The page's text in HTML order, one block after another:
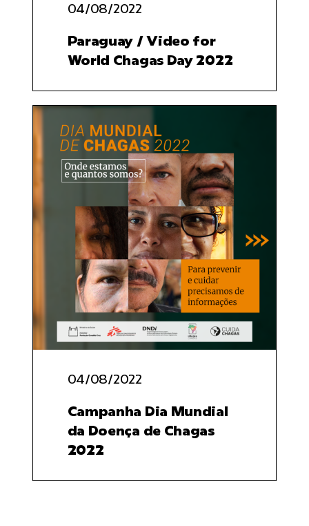
04/08/2022
Paraguay / Video for
World Chagas Day 2022
04/08/2022
Campanha Dia Mundial
da Doença de Chagas
2022